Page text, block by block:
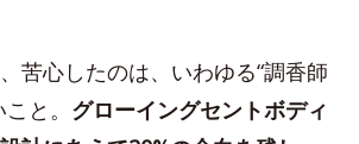
苦心したのは、いわゆる“調香師
と。 グローイングセントボディ